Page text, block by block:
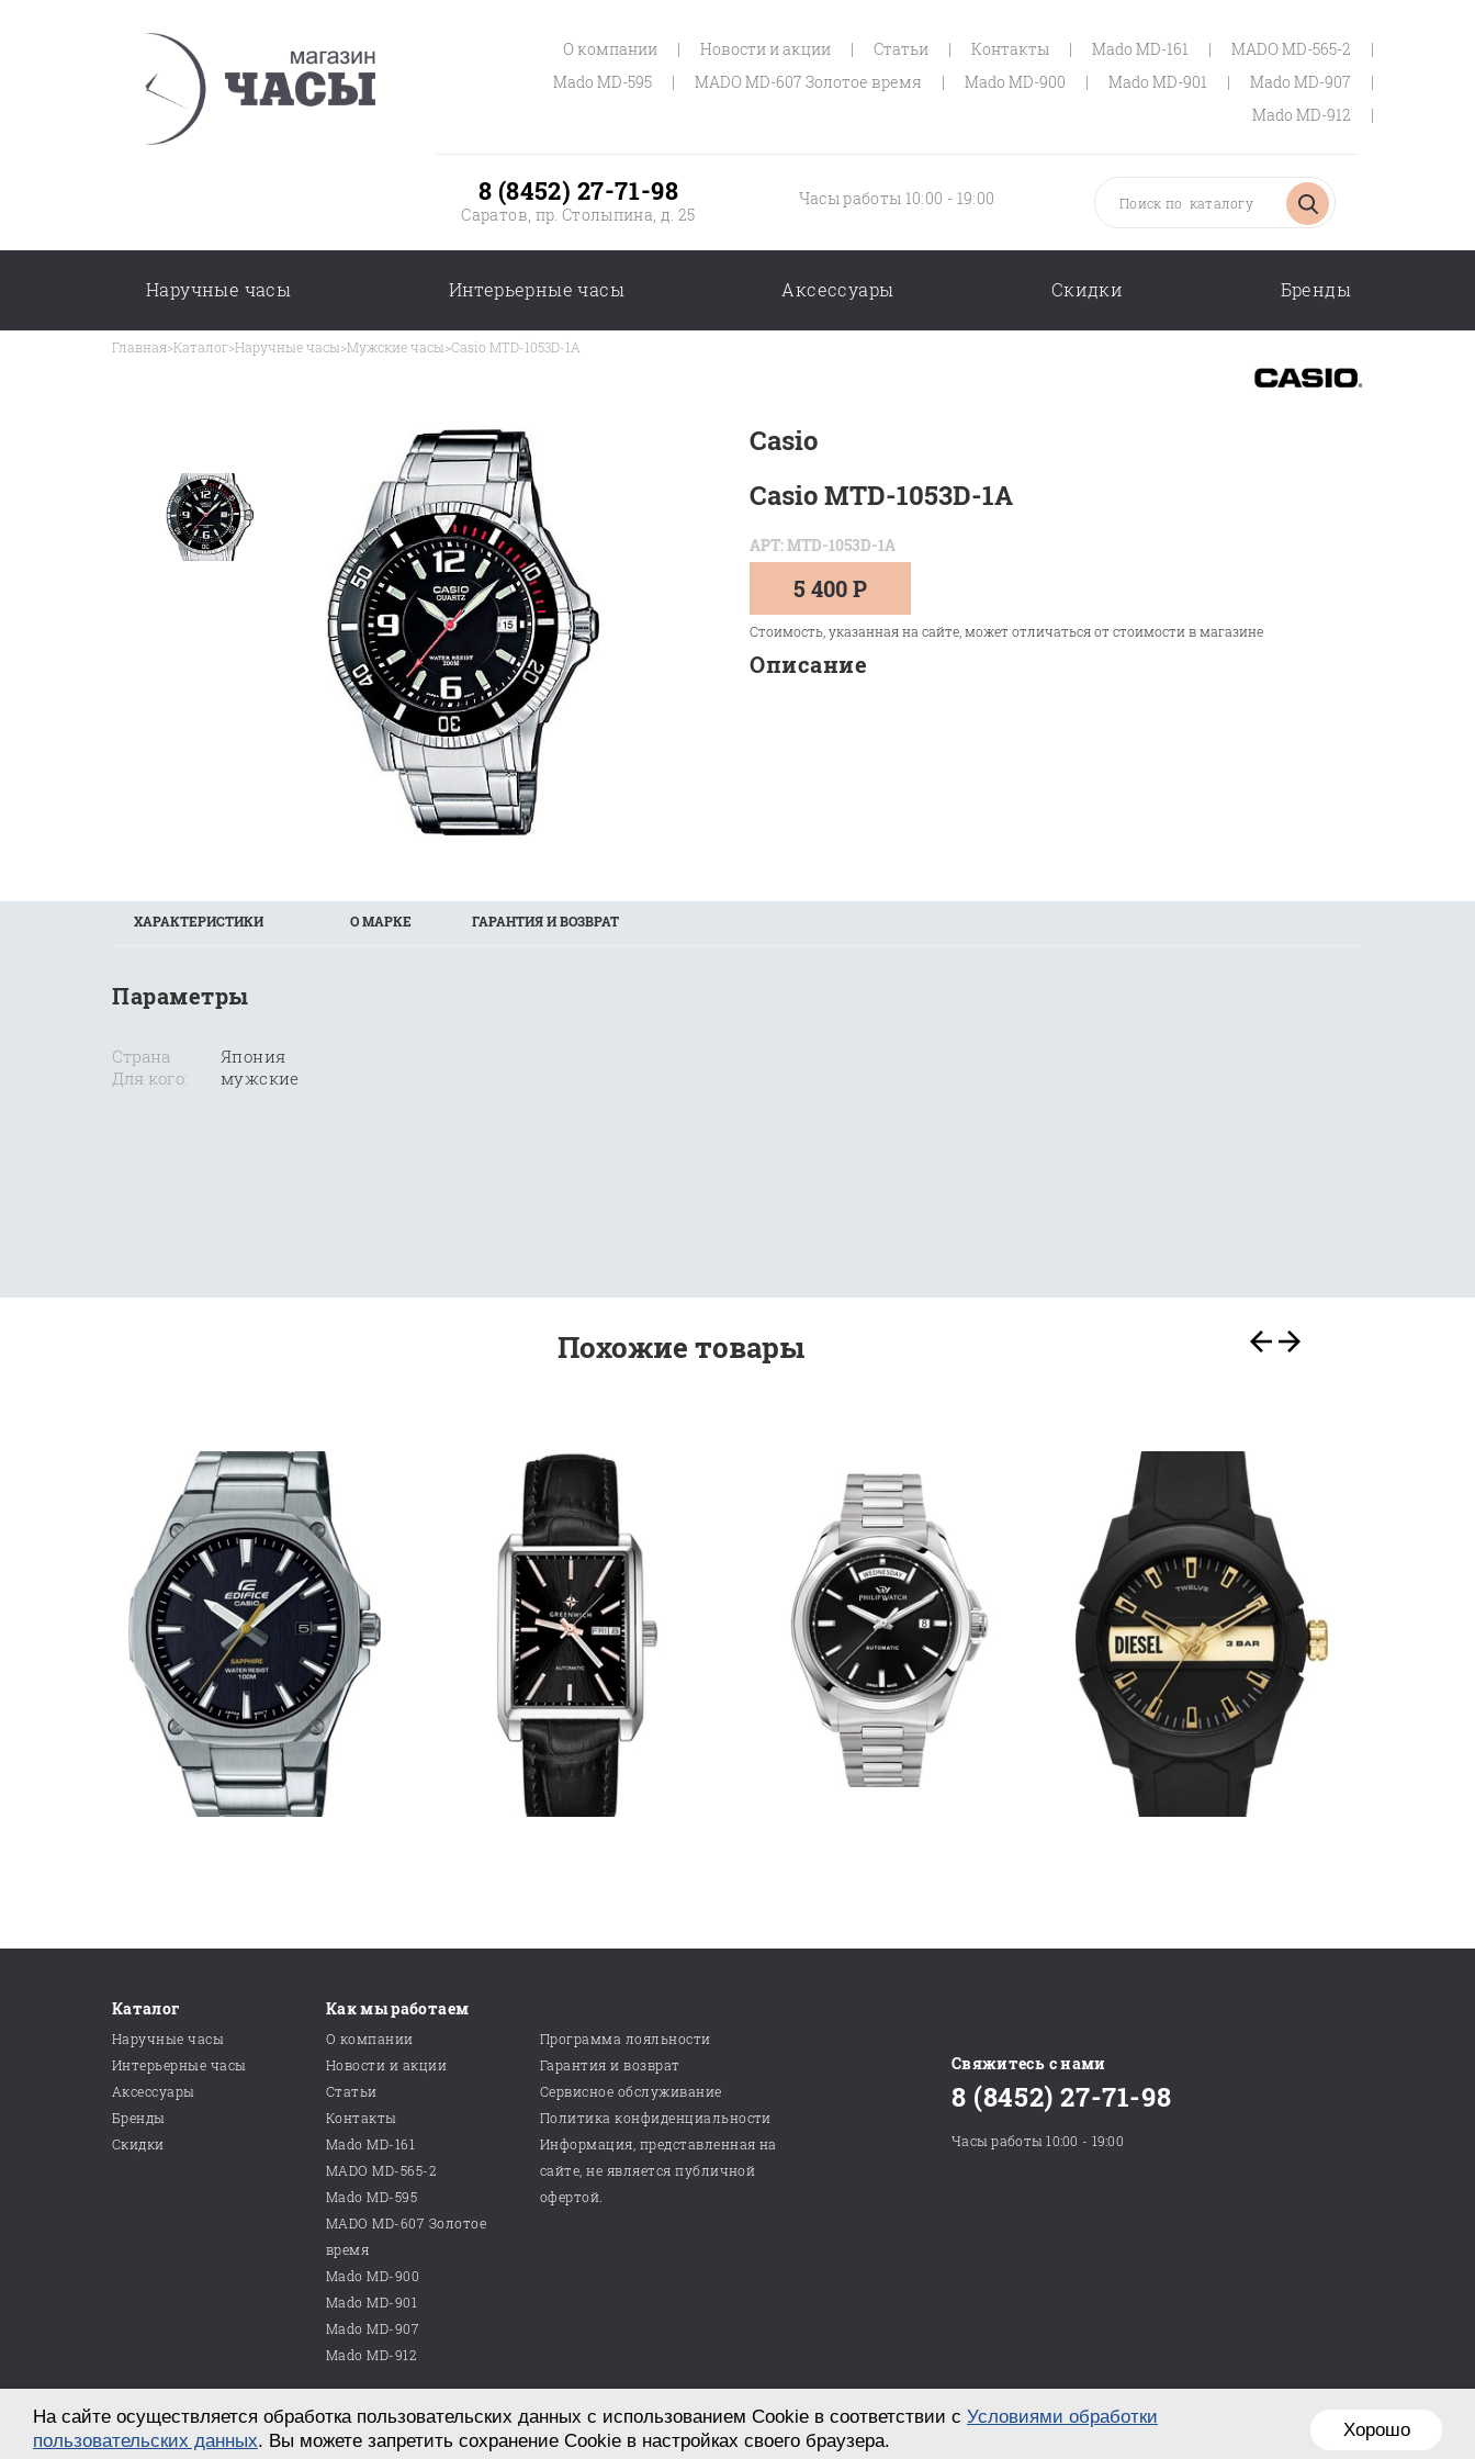
О компании | Новости и акции | Статьи | Контакты | Mado MD-161 | MADO MD-565-2
|
Mado MD-595
| MADO MD-607 Золотое время | Mado MD-900 | Mado MD-901 | Mado MD-907
|
Mado MD-912
|
8 (8452) 27-71-98
Саратов, пр. Столыпина, д. 25
Часы работы 10:00 - 19:00
Наручные часы Интерьерные часы Аксессуары Скидки Бренды
Главная>Каталог>Наручные часы>Мужские часы>Casio MTD-1053D-1A
Casio
Casio MTD-1053D-1A
АРТ: MTD-1053D-1A
5 400 Р
Стоимость, указанная на сайте, может отличаться от стоимости в магазине
Описание
ХАРАКТЕРИСТИКИ О МАРКЕ ГАРАНТИЯ И ВОЗВРАТ
Параметры
Страна
Для кого:
Япония
мужские
Похожие товары
Каталог
Наручные часы
Интерьерные часы
Аксессуары
Бренды
Скидки
Как мы работаем
О компании
Новости и акции
Статьи
Контакты
Mado MD-161
MADO MD-565-2
Mado MD-595
MADO MD-607 Золотое
время
Mado MD-900
Mado MD-901
Mado MD-907
Mado MD-912
Программа лояльности
Гарантия и возврат
Сервисное обслуживание
Политика конфиденциальности
Информация, представленная на
сайте, не является публичной
офертой.
Свяжитесь с нами
8 (8452) 27-71-98
Часы работы 10:00 - 19:00
© 2026 ООО «Магазин часов №10»
г. Саратов, пр. им. Петра Столыпина, д. 25
Разработка сайта в студии «СТРОИМ САЙТ!» Хорошо
На сайте осуществляется обработка пользовательских данных с использованием Cookie в соответствии с Условиями обработки
пользовательских данных. Вы можете запретить сохранение Cookie в настройках своего браузера.